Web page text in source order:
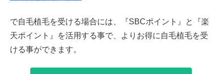
で自毛植毛を受ける場合には、『SBCポイント』と『楽
天ポイント』を活用する事で、よりお得に自毛植毛を受
ける事ができます。